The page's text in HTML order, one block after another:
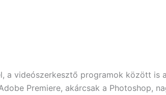
a videószerkesztő programok között is
Premiere, akárcsak a Photoshop,